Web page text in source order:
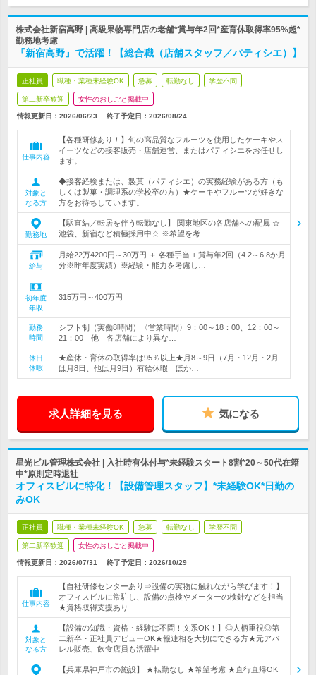
株式会社新宿高野 | 高級果物専門店の老舗*賞与年2回*産育休取得率95%超*
勤務地考慮
『新宿高野』で活躍！【総合職（店舗スタッフ／パティシエ）】
正社員 職種・業種未経験OK 急募 転勤なし 学歴不問
第二新卒歓迎 女性のおしごと掲載中
情報更新日：2026/06/23 終了予定日： 2026/08/24
仕事内容
【各種研修あり！】旬の高品質なフルーツを使用したケーキやス
イーツなどの接客販売・店舗運営、またはパティシエをお任せし
ます。
対象と
なる方
◆接客経験または、製菓（パティシエ）の実務経験がある方（も
しくは製菓・調理系の学校卒の方）★ケーキやフルーツが好きな
方をお待ちしています。
勤務地
【駅直結／転居を伴う転勤なし】 関東地区の各店舗への配属 ☆
池袋、新宿など積極採用中☆ ※希望を考…
給与
月給22万4200円～30万円 ＋ 各種手当 + 賞与年2回（4.2～6.8か月
分※昨年度実績）※経験・能力を考慮し…
初年度
年収
315万円～400万円
勤務
時間
シフト制（実働8時間）〈営業時間〉9：00～18：00、12：00～
21：00 他 各店舗により異な…
休日
休暇
★産休・育休の取得率は95％以上★月8～9日（7月・12月・2月
は月8日、他は月9日）有給休暇 ほか…
求人詳細を見る 気になる
星光ビル管理株式会社 | 入社時有休付与*未経験スタート8割*20～50代在籍
中*原則定時退社
オフィスビルに特化！【設備管理スタッフ】*未経験OK*日勤の
みOK
正社員 職種・業種未経験OK 急募 転勤なし 学歴不問
第二新卒歓迎 女性のおしごと掲載中
情報更新日：2026/07/31 終了予定日： 2026/10/29
仕事内容
【自社研修センターあり⇒設備の実物に触れながら学びます！】
オフィスビルに常駐し、設備の点検やメーターの検針などを担当
★資格取得支援あり
対象と
なる方
【設備の知識・資格・経験は不問！文系OK！】◎人柄重視◎第
二新卒・正社員デビューOK★報連相を大切にできる方★元アパ
レル販売、飲食店員も活躍中
【兵庫県神戸市の施設】 ★転勤なし ★希望考慮 ★直行直帰OK